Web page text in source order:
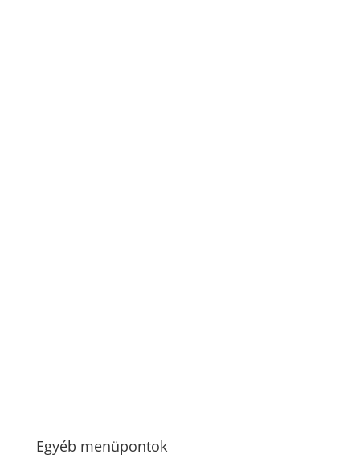
Egyéb menüpontok